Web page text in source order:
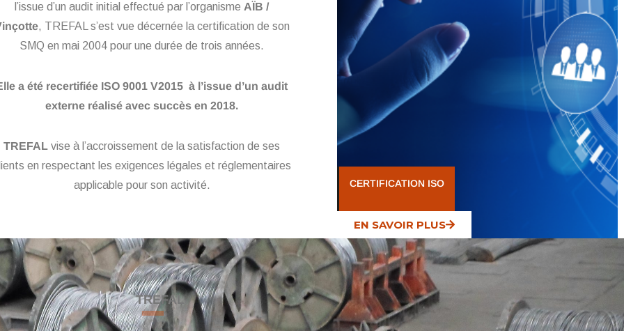
l’issue d’un audit initial effectué par l’organisme AÏB /
, TREFAL s’est vue décernée la certification de son
SMQ en mai 2004 pour une durée de trois années.
a été recertifiée ISO 9001 V2015 à l’issue d’un audit
externe réalisé avec succès en 2018.
TREFAL vise à l’accroissement de la satisfaction de ses
en respectant les exigences légales et réglementaires
applicable pour son activité.
CERTIFICATION ISO
EN SAVOIR PLUS
TREFAL